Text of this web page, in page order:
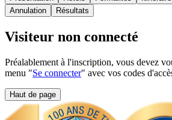
Annulation
Résultats
Visiteur non connecté
Préalablement à l'inscription, vous devez
menu "Se connecter" avec vos codes
Haut de page